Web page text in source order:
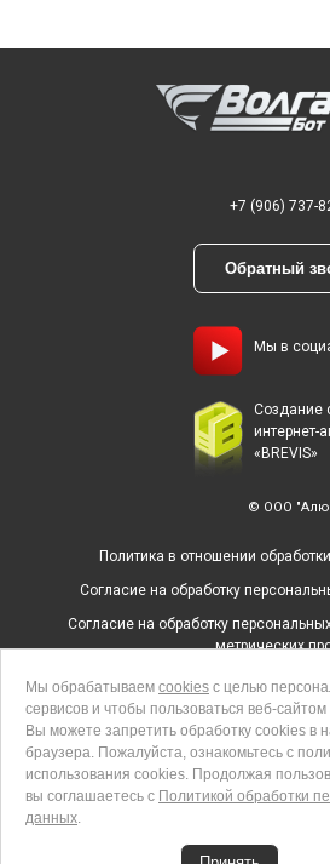
+7 (906) 737-
Обратный
Мы в
Создание
интернет-
«BREVIS»
© ООО
Политика в отношении
Согласие на обработку
Согласие на обработку
метрических
Политика
Согласие на получение рекламных
Мы обрабатываем cookies с целью
сервисов и чтобы пользоваться веб-
Вы можете запретить обработку сookies в
браузера. Пожалуйста, ознакомьтесь с
использования cookies. Продолжая
вы соглашаетесь с Политикой обработки
данных.